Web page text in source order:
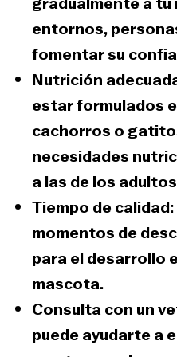
entornos,
fomentar su
Nutrición
estar formulados
cachorros o
necesidades
a las de los
Tiempo de calidad
momentos de
para el desarrollo
mascota.
Consulta con un
puede ayudarte a